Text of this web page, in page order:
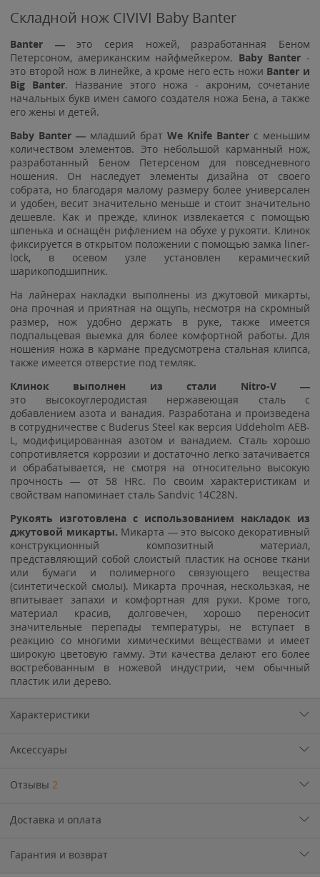
Складной нож CIVIVI Baby Banter
Banter —это серия ножей, разработанная Беном
Петерсоном, американским найфмейкером. Baby Banter -
это второй нож в линейке, а кроме него есть ножи Banter и
Big Banter. Название этого ножа - акроним, сочетание
начальных букв имен самого создателя ножа Бена, а также
его жены и детей.
Baby Banter — младший брат We Knife Banter с меньшим
количеством элементов. Это небольшой карманный нож,
разработанный Беном Петерсеном для повседневного
ношения. Он наследует элементы дизайна от своего
собрата, но благодаря малому размеру более универсален
и удобен, весит значительно меньше и стоит значительно
дешевле. Как и прежде, клинок извлекается с помощью
шпенька и оснащён рифлением на обухе у рукояти. Клинок
фиксируется в открытом положении с помощью замка liner-
lock, в осевом узле установлен керамический
шарикоподшипник.
На лайнерах накладки выполнены из джутовой микарты,
она прочная и приятная на ощупь, несмотря на скромный
размер, нож удобно держать в руке, также имеется
подпальцевая выемка для более комфортной работы. Для
ношения ножа в кармане предусмотрена стальная клипса,
также имеется отверстие под темляк.
Клинок выполнен из стали Nitro-V —
это высокоуглеродистая нержавеющая сталь с
добавлением азота и ванадия. Разработана и произведена
в сотрудничестве с Buderus Steel как версия Uddeholm AEB-
L, модифицированная азотом и ванадием. Сталь хорошо
сопротивляется коррозии и достаточно легко затачивается
и обрабатывается, не смотря на относительно высокую
прочность — от 58 HRc. По своим характеристикам и
свойствам напоминает сталь Sandvic 14C28N.
Рукоять изготовлена с использованием накладок из
джутовой микарты. Микарта — это высоко декоративный
конструкционный композитный материал,
представляющий собой слоистый пластик на основе ткани
или бумаги и полимерного связующего вещества
(синтетической смолы). Микарта прочная, нескользкая, не
впитывает запахи и комфортная для руки. Кроме того,
материал красив, долговечен, хорошо переносит
значительные перепады температуры, не вступает в
реакцию со многими химическими веществами и имеет
широкую цветовую гамму. Эти качества делают его более
востребованным в ножевой индустрии, чем обычный
пластик или дерево.
Характеристики
Аксессуары
Отзывы 2
Доставка и оплата
Гарантия и возврат